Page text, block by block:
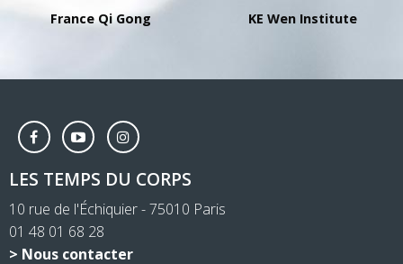
France Qi Gong KE Wen Institute
LES TEMPS DU CORPS
10 rue de l'Échiquier - 75010 Paris
01 48 01 68 28
> Nous contacter